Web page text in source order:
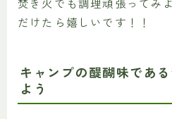
だけたら嬉しいです！！
キャンプの醍醐味であ
よう